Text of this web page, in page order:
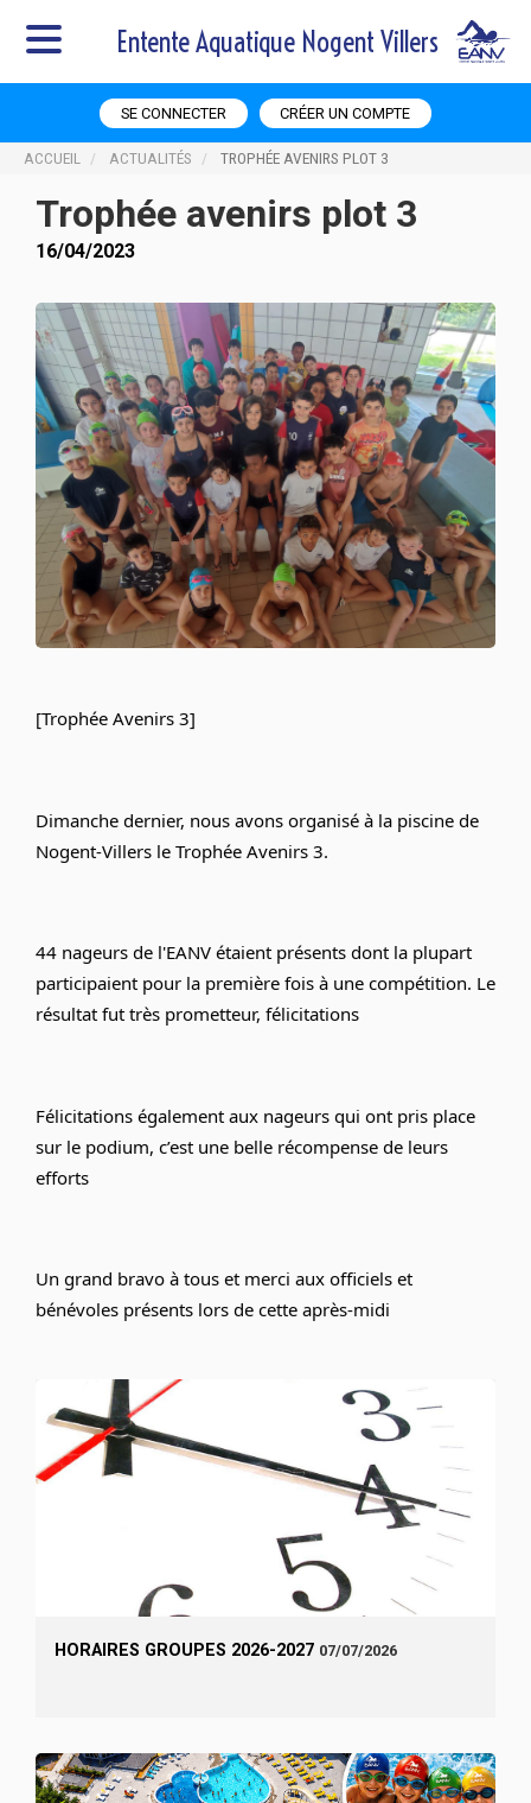
Entente Aquatique Nogent Villers
SE CONNECTER CRÉER UN COMPTE
ACCUEIL ACTUALITÉS TROPHÉE AVENIRS PLOT 3
Trophée avenirs plot 3
16/04/2023
[Trophée Avenirs 3]
Dimanche dernier, nous avons organisé à la piscine de
Nogent-Villers le Trophée Avenirs 3.
44 nageurs de l'EANV étaient présents dont la plupart
participaient pour la première fois à une compétition. Le
résultat fut très prometteur, félicitations
Félicitations également aux nageurs qui ont pris place
sur le podium, c’est une belle récompense de leurs
efforts
Un grand bravo à tous et merci aux officiels et
bénévoles présents lors de cette après-midi
HORAIRES GROUPES 2026-2027 07/07/2026